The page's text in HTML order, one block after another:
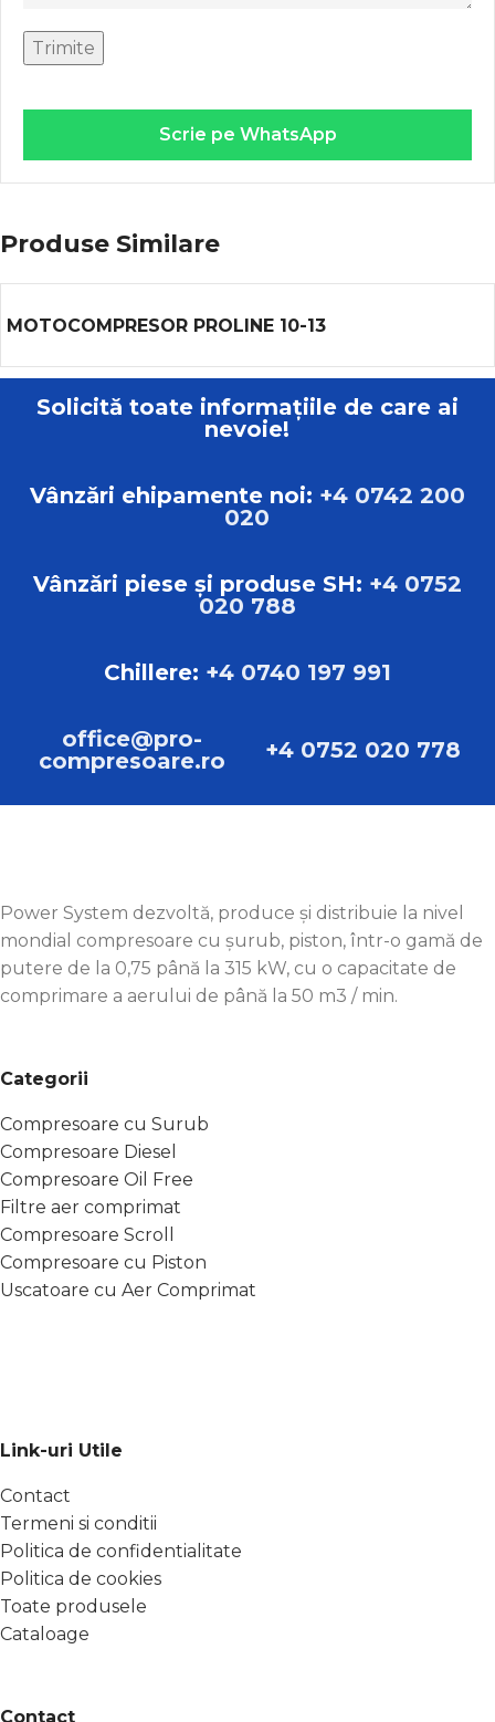
Scrie pe WhatsApp
Produse Similare
MOTOCOMPRESOR PROLINE 10-13
Solicită toate informațiile de care ai
nevoie!
Vânzări ehipamente noi: +4 0742 200
020
Vânzări piese și produse SH: +4 0752
020 788
Chillere: +4 0740 197 991
office@pro-
compresoare.ro
+4 0752 020 778
Power System dezvoltă, produce și distribuie la nivel
mondial compresoare cu șurub, piston, într-o gamă de
putere de la 0,75 până la 315 kW, cu o capacitate de
comprimare a aerului de până la 50 m3 / min.
Categorii
Compresoare cu Surub
Compresoare Diesel
Compresoare Oil Free
Filtre aer comprimat
Compresoare Scroll
Compresoare cu Piston
Uscatoare cu Aer Comprimat
Link-uri Utile
Contact
Termeni si conditii
Politica de confidentialitate
Politica de cookies
Toate produsele
Cataloage
Contact